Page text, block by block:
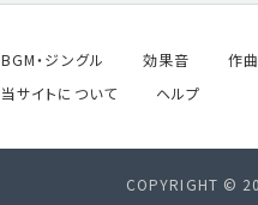
BGM・ジングル 効果音 作
当サイトについて
ヘルプ
COPYRIGHT ©